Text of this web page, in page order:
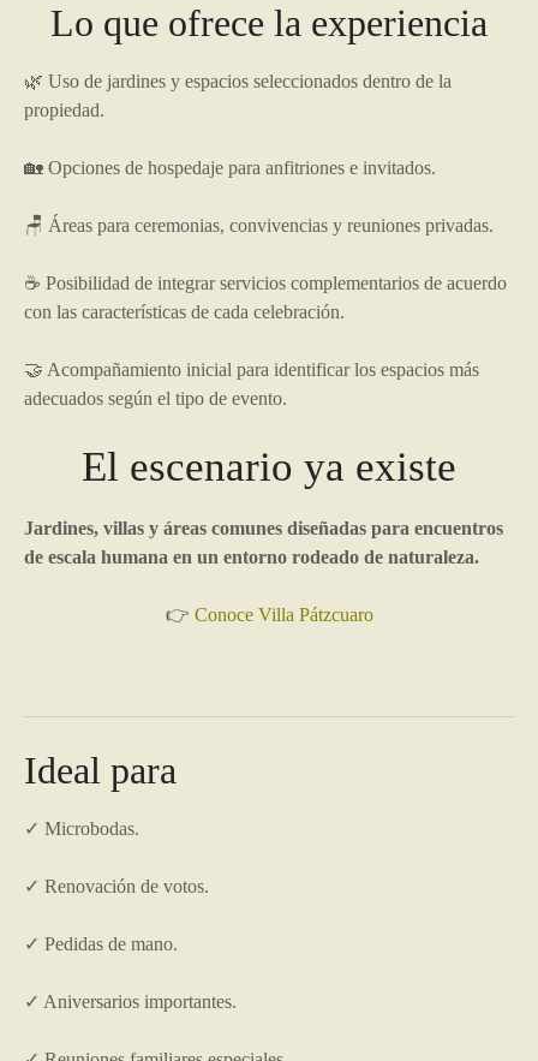
Lo que ofrece la experiencia
🌿 Uso de jardines y espacios seleccionados dentro de la
propiedad.
🏡 Opciones de hospedaje para anfitriones e invitados.
🪑 Áreas para ceremonias, convivencias y reuniones privadas.
☕ Posibilidad de integrar servicios complementarios de acuerdo
con las características de cada celebración.
🤝 Acompañamiento inicial para identificar los espacios más
adecuados según el tipo de evento.
El escenario ya existe
Jardines, villas y áreas comunes diseñadas para encuentros
de escala humana en un entorno rodeado de naturaleza.
👉 Conoce Villa Pátzcuaro
Ideal para
✓ Microbodas.
✓ Renovación de votos.
✓ Pedidas de mano.
✓ Aniversarios importantes.